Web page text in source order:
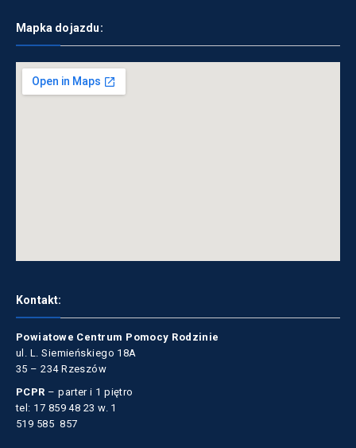
Mapka dojazdu:
Kontakt:
Powiatowe Centrum Pomocy Rodzinie
ul. L. Siemieńskiego 18A
35 – 234 Rzeszów
PCPR – parter i 1 piętro
tel: 17 859 48 23 w. 1
519 585 857